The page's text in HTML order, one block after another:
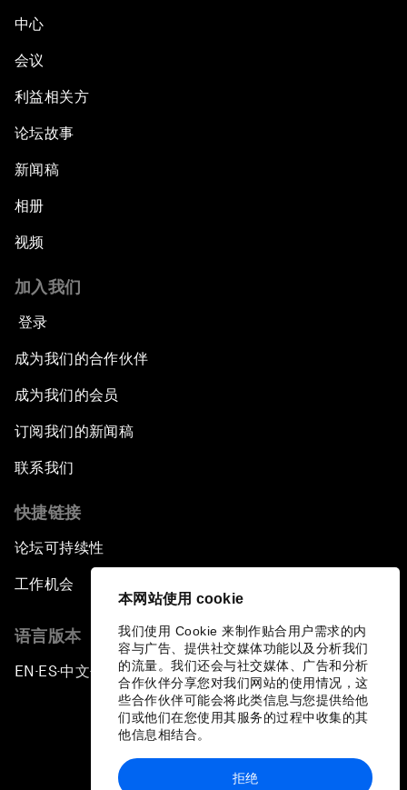
本网站使用 cookie
我们使用 Cookie 来制作贴合用户需求的内
容与广告、提供社交媒体功能以及分析我们
的流量。我们还会与社交媒体、广告和分析
合作伙伴分享您对我们网站的使用情况，这
些合作伙伴可能会将此类信息与您提供给他
们或他们在您使用其服务的过程中收集的其
他信息相结合。
拒绝
中心
会议
利益相关方
论坛故事
新闻稿
相册
视频
加入我们
登录
成为我们的合作伙伴
成为我们的会员
订阅我们的新闻稿
联系我们
快捷链接
论坛可持续性
工作机会
语言版本
EN ▪ ES▪中文▪ 日本語